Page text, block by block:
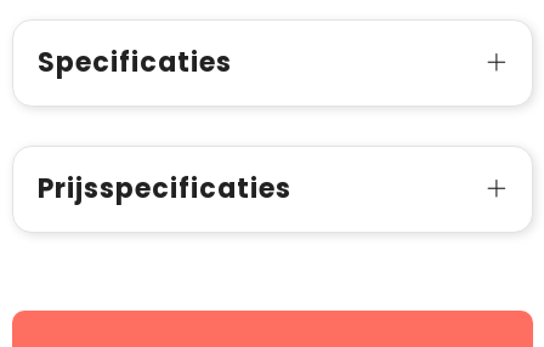
Specificaties
Prijsspecificaties